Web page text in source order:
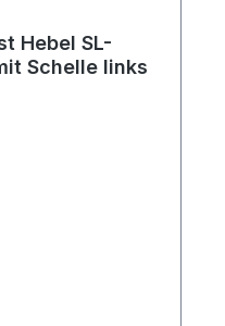
Hebel SL-
Schelle links